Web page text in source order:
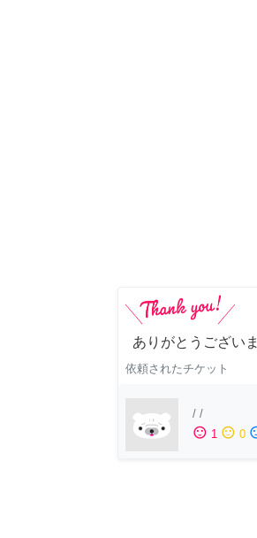
ありがとうござい
依頼されたチケット
/ /
sentiment_satisfied 1 sentiment_neutral 0